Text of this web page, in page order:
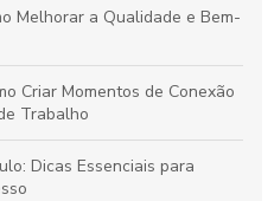
Melhorar a Qualidade e Bem-
Criar Momentos de Conexão
Trabalho
Dicas Essenciais para